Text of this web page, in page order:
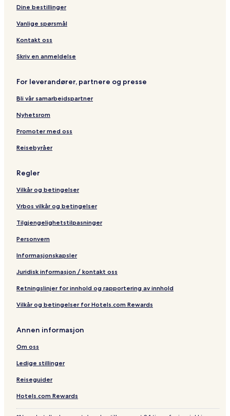
Dine bestillinger
Vanlige spørsmål
Kontakt oss
Skriv en anmeldelse
For leverandører, partnere og presse
Bli vår samarbeidspartner
Nyhetsrom
Promoter med oss
Reisebyråer
Regler
Vilkår og betingelser
Vrbos vilkår og betingelser
Tilgjengelighetstilpasninger
Personvern
Informasjonskapsler
Juridisk informasjon / kontakt oss
Retningslinjer for innhold og rapportering av innhold
Vilkår og betingelser for Hotels.com Rewards
Annen informasjon
Om oss
Ledige stillinger
Reiseguider
Hotels.com Rewards